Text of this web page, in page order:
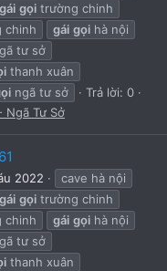
gái gọi trường chinh
chinh gái gọi hà nội
tư sở
thanh xuân
ngã tư sở
Trả lời: 0
Ngã Tư Sở
2022
cave hà nội
gái gọi trường chinh
chinh gái gọi hà nội
tư sở
thanh xuân